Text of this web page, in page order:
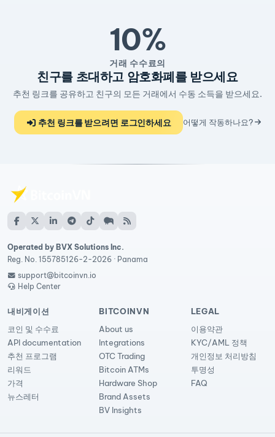
10%
거래 수수료의
친구를 초대하고 암호화폐를 받으세요
추천 링크를 공유하고 친구의 모든 거래에서 수동 소득을 받으세요.
추천 링크를 받으려면 로그인하세요 어떻게 작동하나요?
Operated by BVX Solutions Inc.
Reg. No. 155785126-2-2026 · Panama
support@bitcoinvn.io
Help Center
내비게이션
코인 및 수수료
API documentation
추천 프로그램
리워드
가격
뉴스레터
BITCOINVN
About us
Integrations
OTC Trading
Bitcoin ATMs
Hardware Shop
Brand Assets
BV Insights
LEGAL
이용약관
KYC/AML 정책
개인정보 처리방침
투명성
FAQ